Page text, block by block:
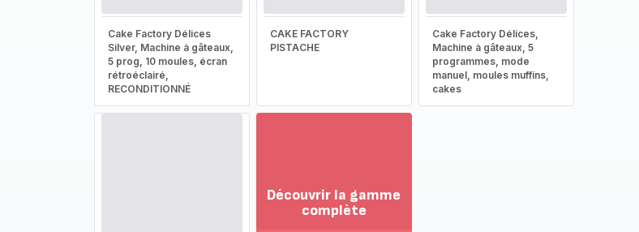
Cake Factory Délices
Silver, Machine à gâteaux,
5 prog, 10 moules, écran
rétroéclairé,
RECONDITIONNÉ
CAKE FACTORY
PISTACHE
Cake Factory Délices,
Machine à gâteaux, 5
programmes, mode
manuel, moules muffins,
cakes
Découvrir la gamme
complète